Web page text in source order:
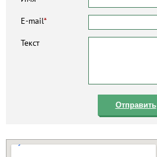
E-mail*
Текст
Отправить